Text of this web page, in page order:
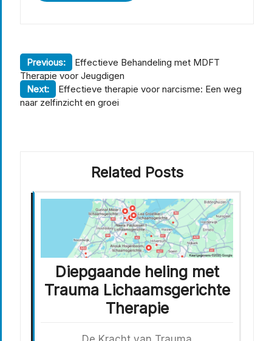
Berichtnavigatie
Previous:
Effectieve Behandeling met MDFT
Therapie voor Jeugdigen
Next:
Effectieve therapie voor narcisme: Een weg
naar zelfinzicht en groei
Related Posts
Diepgaande heling met
Trauma Lichaamsgerichte
Therapie